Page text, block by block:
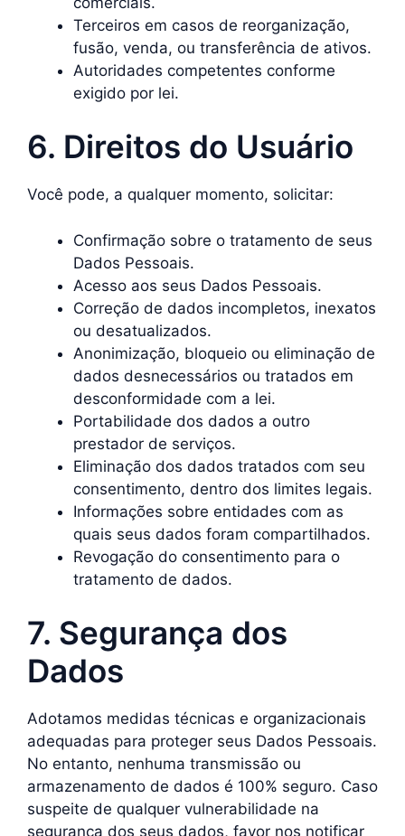
Terceiros em casos de reorganização,
fusão, venda, ou transferência de ativos.
Autoridades competentes conforme
exigido por lei.
6. Direitos do Usuário
Você pode, a qualquer momento, solicitar:
Confirmação sobre o tratamento de seus
Dados Pessoais.
Acesso aos seus Dados Pessoais.
Correção de dados incompletos, inexatos
ou desatualizados.
Anonimização, bloqueio ou eliminação de
dados desnecessários ou tratados em
desconformidade com a lei.
Portabilidade dos dados a outro
prestador de serviços.
Eliminação dos dados tratados com seu
consentimento, dentro dos limites legais.
Informações sobre entidades com as
quais seus dados foram compartilhados.
Revogação do consentimento para o
tratamento de dados.
7. Segurança dos
Dados
Adotamos medidas técnicas e organizacionais
adequadas para proteger seus Dados Pessoais.
No entanto, nenhuma transmissão ou
armazenamento de dados é 100% seguro. Caso
suspeite de qualquer vulnerabilidade na
segurança dos seus dados, favor nos notificar